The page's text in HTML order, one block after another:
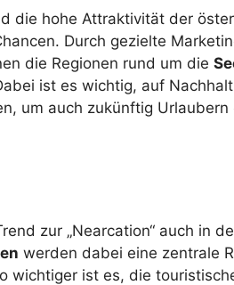
die hohe Attraktivität der
Durch gezielte
die Regionen rund um die
ist es wichtig, auf
um auch zukünftig Urlaubern
zur „Nearcation“ auch in
werden dabei eine zentrale
wichtiger ist es, die